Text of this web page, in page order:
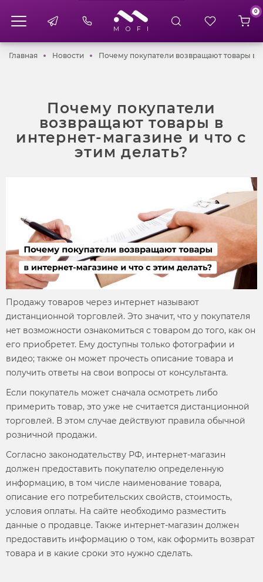
0
ГлавнаяГлавнаяНовостиНовостиПочему покупатели возвращают товары в
Почему покупатели возвращают товары в
Почему покупатели
возвращают товары в
интернет-магазине и что с
этим делать?
Продажу товаров через интернет называют
дистанционной торговлей. Это значит, что у покупателя
нет возможности ознакомиться с товаром до того, как он
его приобретет. Ему доступны только фотографии и
видео; также он может прочесть описание товара и
получить ответы на свои вопросы от консультанта.
Если покупатель может сначала осмотреть либо
примерить товар, это уже не считается дистанционной
торговлей. В этом случае действуют правила обычной
розничной продажи.
Согласно законодательству РФ, интернет-магазин
должен предоставить покупателю определенную
информацию, в том числе наименование товара,
описание его потребительских свойств, стоимость,
условия оплаты. На сайте необходимо разместить
данные о продавце. Также интернет-магазин должен
предоставить информацию о том, как оформить возврат
товара и в какие сроки это нужно сделать.